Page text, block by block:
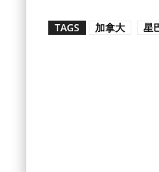
TAGS 加拿大 星